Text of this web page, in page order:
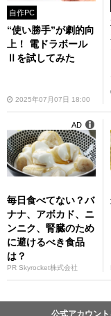
自作PC
“使い勝手”が劇的向
上！ 電ドラボール
Ⅱを試してみた
2025年07月07日 18:00
毎日食べてない？バ
ナナ、アボカド、ニ
ンニク、腎臓のため
に避けるべき食品
は？
PR Skyrocket株式会社
AD